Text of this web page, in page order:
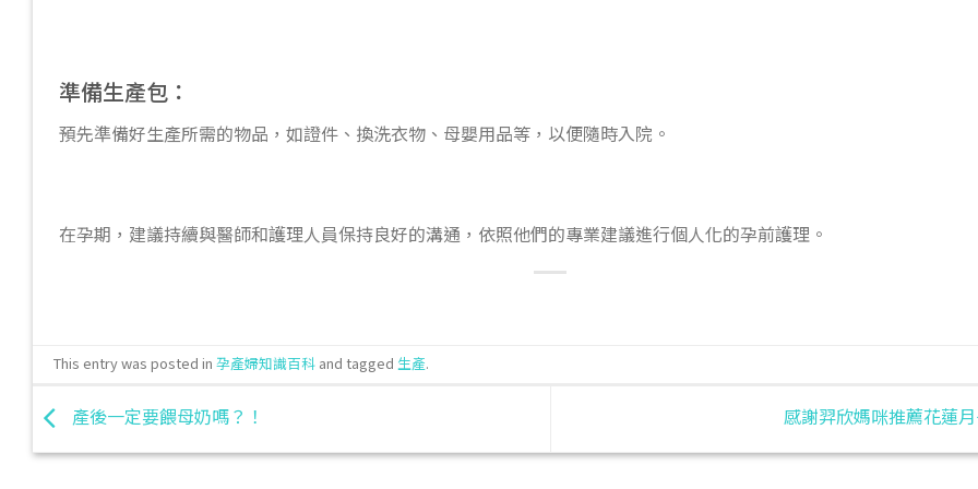
準備生產包：
預先準備好生產所需的物品，如證件、換洗衣物、母嬰用品等，以便隨時入院。
在孕期，建議持續與醫師和護理人員保持良好的溝通，依照他們的專業建議進行個人化的孕前護理。
This entry was posted in孕產婦知識百科 and tagged生產.
產後一定要餵母奶嗎？！ 感謝羿欣媽咪推薦花蓮